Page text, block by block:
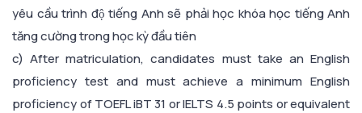
yêu cầu trình độ tiếng Anh sẽ phải học khóa học tiếng Anh
tăng cường trong học kỳ đầu tiên
c) After matriculation, candidates must take an English
proficiency test and must achieve a minimum English
proficiency of TOEFL iBT 31 or IELTS 4.5 points or equivalent